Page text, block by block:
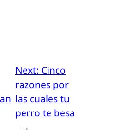
Next: Cinco
razones por
las cuales tu
perro te besa
→